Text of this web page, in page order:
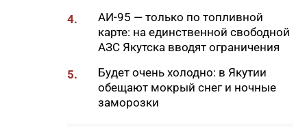
единиц техники
В Южной Якутии увеличили
суточные лимиты отпуска
бензина
В Алданском районе
раскрыли кражу
4.
АИ-95 — только по топливной
карте: на единственной свободной
АЗС Якутска вводят ограничения
5.
Будет очень холодно: в Якутии
обещают мокрый снег и ночные
заморозки